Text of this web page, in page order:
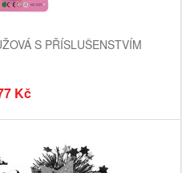
S PŘÍSLUŠENSTVÍM
Kč